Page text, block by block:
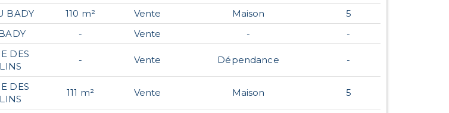
BADY 110 m² Vente Maison
5
- Vente - -
DES
- Vente Dépendance -
DES
111 m² Vente Maison 5